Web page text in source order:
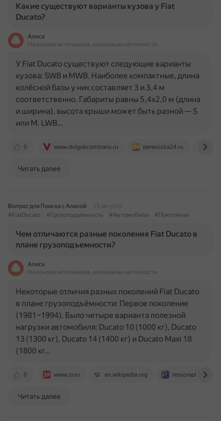
Какие существуют варианты кузова у Fiat
Ducato?
Алиса
На основе источников, возможны неточности
0 www.dvigokcomtrans.ru perevozka24.ru
У Fiat Ducato существуют следующие варианты
кузова: SWB и MWB. Наиболее компактные, длина
колёсной базы у них составляет 3 и 3,4 м
соответственно. Габариты равны 5,4х2,0 м (длина
и ширина), высота крыши может быть разной — S
или M. LWB…
Читать далее
Вопрос для Поиска с Алисой
15 августа
#FiatDucato
#Грузоподъёмность #Автомобили #Поколения
Чем отличаются разные поколения Fiat Ducato в
плане грузоподъемности?
Алиса
На основе источников, возможны неточности
0 www.zr.ru en.wikipedia.org ressoraplus.ru
Некоторые отличия разных поколений Fiat Ducato
в плане грузоподъёмности: Первое поколение
(1981–1994). Было четыре варианта полезной
нагрузки автомобиля: Ducato 10 (1000 кг), Ducato
13 (1300 кг), Ducato 14 (1400 кг) и Ducato Maxi 18
(1800 кг…
Читать далее